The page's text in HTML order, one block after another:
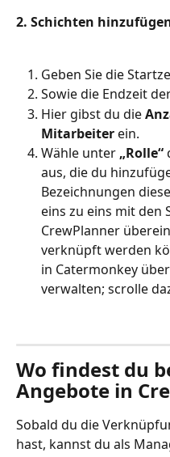
2. Schichten
Geben Sie die
Sowie die Endzeit
Hier gibst du die
Mitarbeiter ein.
Wähle unter „Rolle“
aus, die du
Bezeichnungen
eins zu eins mit den
CrewPlanner
verknüpft werden
in Catermonkey
verwalten; scrolle
Wo findest du
Angebote in
Sobald du die
hast, kannst du als